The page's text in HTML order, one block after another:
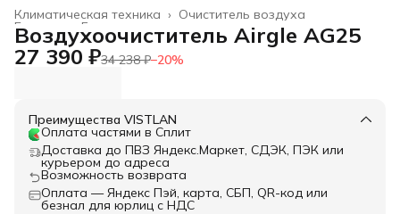
Очиститель воздуха
Климатическая техника ›
Бытовая техника
Главная
Воздухоочиститель Airgle AG25
27 390 ₽34 238 ₽−20%
Преимущества VISTLAN
Оплата частями в Сплит
Доставка до ПВЗ Яндекс.Маркет, СДЭК, ПЭК или
курьером до адреса
Возможность возврата
Оплата — Яндекс Пэй, карта, СБП, QR-код или
безнал для юрлиц с НДС